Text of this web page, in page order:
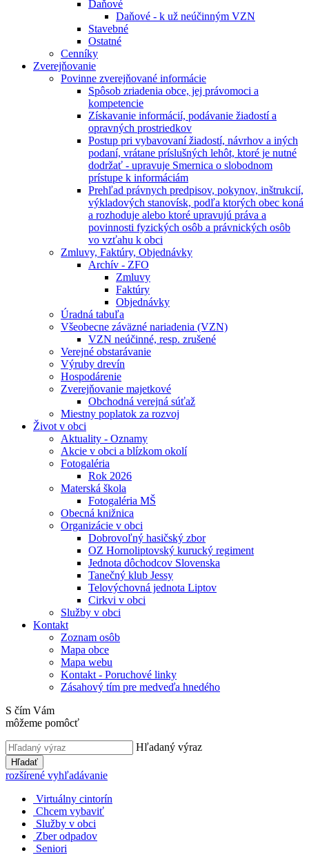
Daňové
Daňové - k už neúčinným VZN
Stavebné
Ostatné
Cenníky
Zverejňovanie
Povinne zverejňované informácie
Spôsob zriadenia obce, jej právomoci a
kompetencie
Získavanie informácií, podávanie žiadostí a
opravných prostriedkov
Postup pri vybavovaní žiadostí, návrhov a iných
podaní, vrátane príslušných lehôt, ktoré je nutné
dodržať - upravuje Smernica o slobodnom
prístupe k informáciám
Prehľad právnych predpisov, pokynov, inštrukcií,
výkladových stanovísk, podľa ktorých obec koná
a rozhoduje alebo ktoré upravujú práva a
povinnosti fyzických osôb a právnických osôb
vo vzťahu k obci
Zmluvy, Faktúry, Objednávky
Archív - ZFO
Zmluvy
Faktúry
Objednávky
Úradná tabuľa
Všeobecne záväzné nariadenia (VZN)
VZN neúčinné, resp. zrušené
Verejné obstarávanie
Výruby drevín
Hospodárenie
Zverejňovanie majetkové
Obchodná verejná súťaž
Miestny poplatok za rozvoj
Život v obci
Aktuality - Oznamy
Akcie v obci a blízkom okolí
Fotogaléria
Rok 2026
Materská škola
Fotogaléria MŠ
Obecná knižnica
Organizácie v obci
Dobrovoľný hasičský zbor
OZ Hornoliptovský kurucký regiment
Jednota dôchodcov Slovenska
Tanečný klub Jessy
Telovýchovná jednota Liptov
Cirkvi v obci
Služby v obci
Kontakt
Zoznam osôb
Mapa obce
Mapa webu
Kontakt - Poruchové linky
Zásahový tím pre medveďa hnedého
S čím Vám
môžeme pomôcť
Hľadaný výraz
Hľadať
rozšírené vyhľadávanie
Virtuálny cintorín
Chcem vybaviť
Služby v obci
Zber odpadov
Seniori